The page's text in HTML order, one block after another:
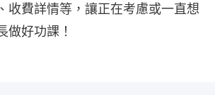
收費詳情等，讓正在考慮或一直想
做好功課！